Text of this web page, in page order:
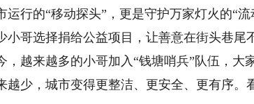
运行的“移动探头”，更是守护万家灯火的“
小哥选择捐给公益项目，让善意在街头巷尾
越来越多的小哥加入“钱塘哨兵”队伍，大
越少，城市变得更整洁、更安全、更有序